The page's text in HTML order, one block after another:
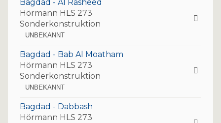
Bagdad - Al Rasheed
Hörmann HLS 273
Sonderkonstruktion
UNBEKANNT
Bagdad - Bab Al Moatham
Hörmann HLS 273
Sonderkonstruktion
UNBEKANNT
Bagdad - Dabbash
Hörmann HLS 273